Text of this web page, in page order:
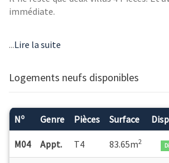
immédiate.
Unique à Collioure ! Ville d’artistes
captive autant par la beauté de son
ses paysages, entre montagnes
Aux portes de l’Espagne et à
...Lire la suite
Logements neufs disponibles
No Genre Pièces Surface
M04 Appt. T4 83.65m2